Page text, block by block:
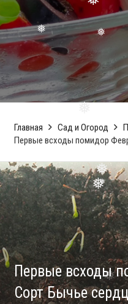
❅
❅
❅
❅
❅
❅ ❅
Главная Сад и Огород
Первые всходы помидор
Первые всходы
Сорт Бычье